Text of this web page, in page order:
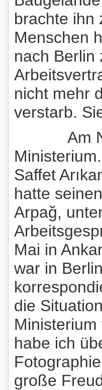
brachte ihn
Menschen
nach Berlin
nicht mehr
verstarb.
Am
Saffet
hatte
Arpağ,
Mai in
war in
die
habe ich
große